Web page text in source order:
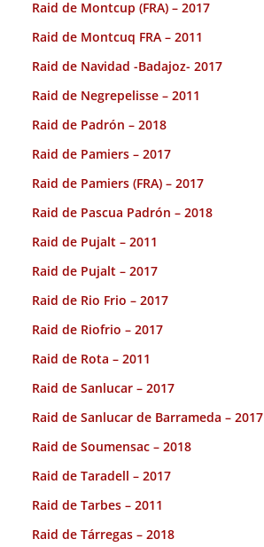
Raid de Montcup (FRA) – 2017
Raid de Montcuq FRA – 2011
Raid de Navidad -Badajoz- 2017
Raid de Negrepelisse – 2011
Raid de Padrón – 2018
Raid de Pamiers – 2017
Raid de Pamiers (FRA) – 2017
Raid de Pascua Padrón – 2018
Raid de Pujalt – 2011
Raid de Pujalt – 2017
Raid de Rio Frio – 2017
Raid de Riofrio – 2017
Raid de Rota – 2011
Raid de Sanlucar – 2017
Raid de Sanlucar de Barrameda – 2017
Raid de Soumensac – 2018
Raid de Taradell – 2017
Raid de Tarbes – 2011
Raid de Tárregas – 2018